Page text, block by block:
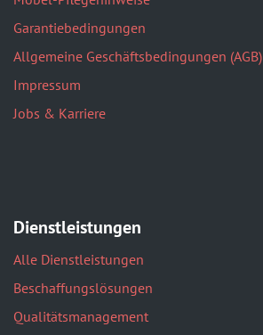
Garantiebedingungen
Allgemeine Geschäftsbedingungen (AGB)
Impressum
Jobs & Karriere
Dienstleistungen
Alle Dienstleistungen
Beschaffungslösungen
Qualitätsmanagement